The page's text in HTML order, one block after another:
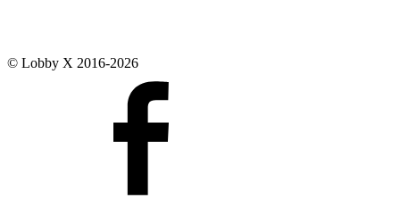
© Lobby X 2016-2026